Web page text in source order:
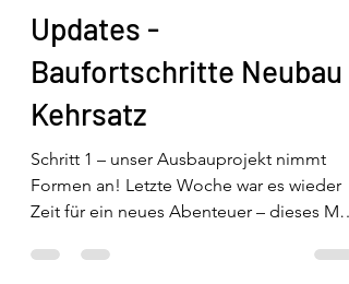
Updates -
Baufortschritte Neubau
Kehrsatz
Schritt 1 – unser Ausbauprojekt nimmt
Formen an! Letzte Woche war es wieder
Zeit für ein neues Abenteuer – dieses Mal